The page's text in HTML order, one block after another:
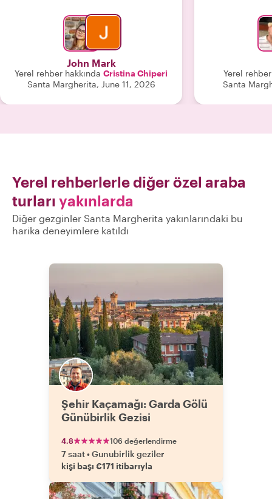
Verona'daki son günümüzü geçirmek
için harika bir yol! Teşekkürler
Cristina!"
John Mark
Yerel rehber hakkında Cristina Chiperi
Santa Margherita, June 11, 2026
yerleri
iki güzel
gezdirdi.
kenarındaki
şarabın
Emiliano'yu
Yerel
Santa
Yerel rehberlerle diğer özel araba
turları yakınlarda
Diğer gezginler Santa Margherita yakınlarındaki bu
harika deneyimlere katıldı
Şehir Kaçamağı: Garda Gölü
Günübirlik Gezisi
4.8 106 değerlendirme
7 saat•Gunubirlik geziler
kişi başı €171 itibarıyla